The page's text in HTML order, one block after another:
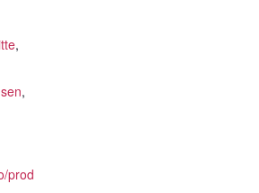
,
,
prod